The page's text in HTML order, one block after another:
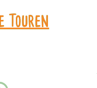
Touren